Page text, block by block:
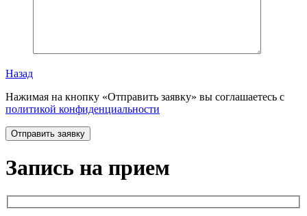
Назад
Нажимая на кнопку «Отправить заявку» вы соглашаетесь с
политикой конфиденциальности
Запись на прием